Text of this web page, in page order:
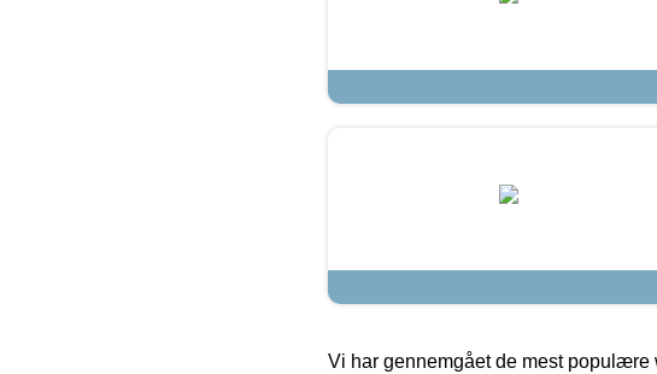
Vi har gennemgået de mest populære